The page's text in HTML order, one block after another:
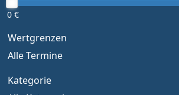
0 €
Wertgrenzen
Alle Termine
Kategorie